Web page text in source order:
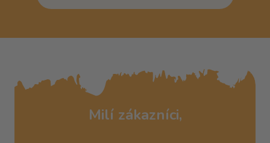
Milí zákazníci,